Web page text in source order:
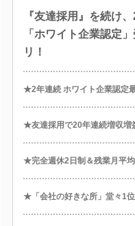
『友達採用』を続け
「ホワイト企業認定
リ！
★2年連続 ホワイト企業認定
★友達採用で20年連続増収増
★完全週休2日制＆残業月平
★「会社の好きな所」堂々1